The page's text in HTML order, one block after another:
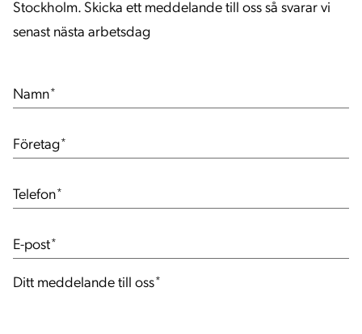
Stockholm. Skicka ett meddelande till oss så svarar vi
senast nästa arbetsdag
Namn*
Företag*
Telefon*
E-post*
Ditt meddelande till oss*